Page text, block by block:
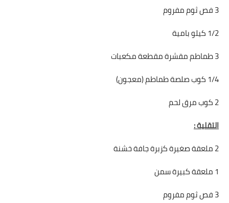
3 فص ثوم مفروم
1/2 كيلو بامية
3 طماطم مقشرة مقطعة مكعبات
1/4 كوب صلصة طماطم (معجون)
2 كوب مرق لحم
التقلية :
2 ملعقة صغيرة كزبرة جافة خشنة
1 ملعقة كبيرة سمن
3 فص ثوم مفروم